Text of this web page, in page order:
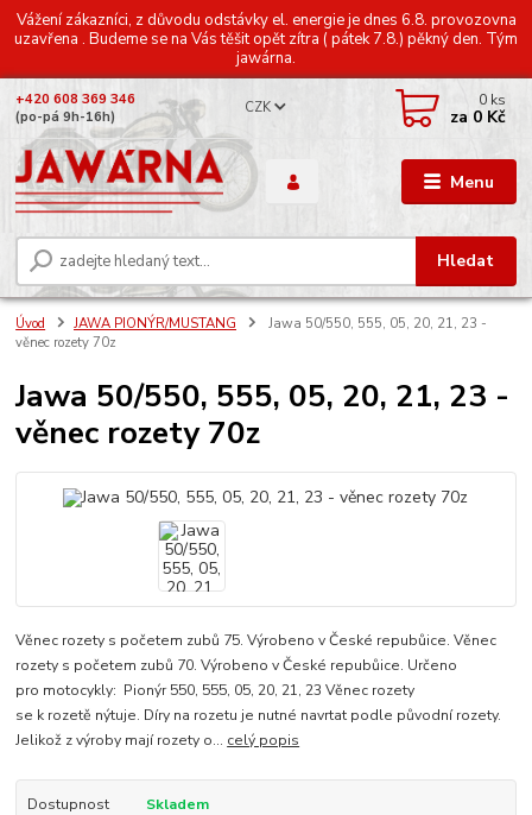
Vážení zákazníci, z důvodu odstávky el. energie je dnes 6.8. provozovna
uzavřena . Budeme se na Vás těšit opět zítra ( pátek 7.8.) pěkný den. Tým
jawárna.
Menu
CZK
Hledat
+420 608 369 346
(po-pá 9h-16h)
0 ks
za 0 Kč
Úvod JAWA PIONÝR/MUSTANG
Jawa 50/550, 555, 05, 20, 21, 23 -
věnec rozety 70z
Jawa 50/550, 555, 05, 20, 21, 23 -
věnec rozety 70z
Věnec rozety s početem zubů 75. Výrobeno v České repubůice. Věnec
rozety s početem zubů 70. Výrobeno v České repubůice. Určeno
pro motocykly: Pionýr 550, 555, 05, 20, 21, 23 Věnec rozety
se k rozetě nýtuje. Díry na rozetu je nutné navrtat podle původní rozety.
Jelikož z výroby mají rozety o... celý popis
Dostupnost Skladem